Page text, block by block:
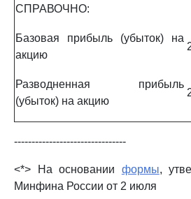
СПРАВОЧНО:
Базовая прибыль (убыток) на
акцию
Разводненная прибыль
(убыток) на акцию
--------------------------------
<*> На основании формы,
Минфина России от 2 июля